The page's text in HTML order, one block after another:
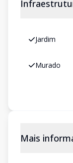
Jardim
Murado
Mais